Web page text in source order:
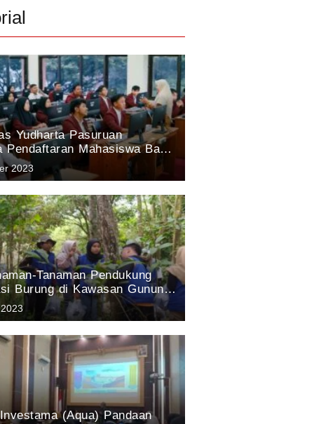
Yudharta Pasuruan
Pendaftaran Mahasiswa Baru;
Masa Depan Unggul
dan Prestasi.
2023
Tanaman Pendukung
Burung di Kawasan Gunung
Hasil Penelitian tim
Pandaan 2023
(Aqua) Pandaan